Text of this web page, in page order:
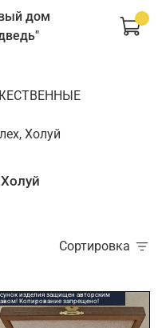
дом
Холуй
Сортировка
изделия защищен авторским
Копирование запрещено!